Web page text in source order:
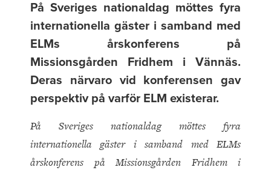
På Sveriges nationaldag möttes fyra
internationella gäster i samband med
ELMs årskonferens på
Missionsgården Fridhem i Vännäs.
Deras närvaro vid konferensen gav
perspektiv på varför ELM existerar.
På Sveriges nationaldag möttes fyra
internationella gäster i samband med ELMs
årskonferens på Missionsgården Fridhem i